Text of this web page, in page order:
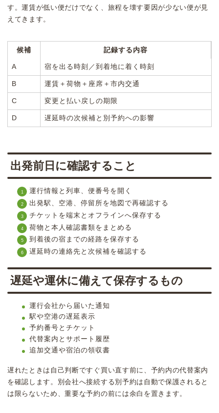
す。運賃が低い便だけでなく、旅程を壊す要因が少ない便が見
えてきます。
候補 記録する内容
A 宿を出る時刻／到着地に着く時刻
B 運賃＋荷物＋座席＋市内交通
C 変更と払い戻しの期限
D 遅延時の次候補と別予約への影響
出発前日に確認すること
運行情報と列車、便番号を開く
出発駅、空港、停留所を地図で再確認する
チケットを端末とオフラインへ保存する
荷物と本人確認書類をまとめる
到着後の宿までの経路を保存する
遅延時の連絡先と次候補を確認する
遅延や運休に備えて保存するもの
運行会社から届いた通知
駅や空港の遅延表示
予約番号とチケット
代替案内とサポート履歴
追加交通や宿泊の領収書
遅れたときは自己判断ですぐ買い直す前に、予約内の代替案内
を確認します。別会社へ接続する別予約は自動で保護されると
は限らないため、重要な予約の前には余白を置きます。